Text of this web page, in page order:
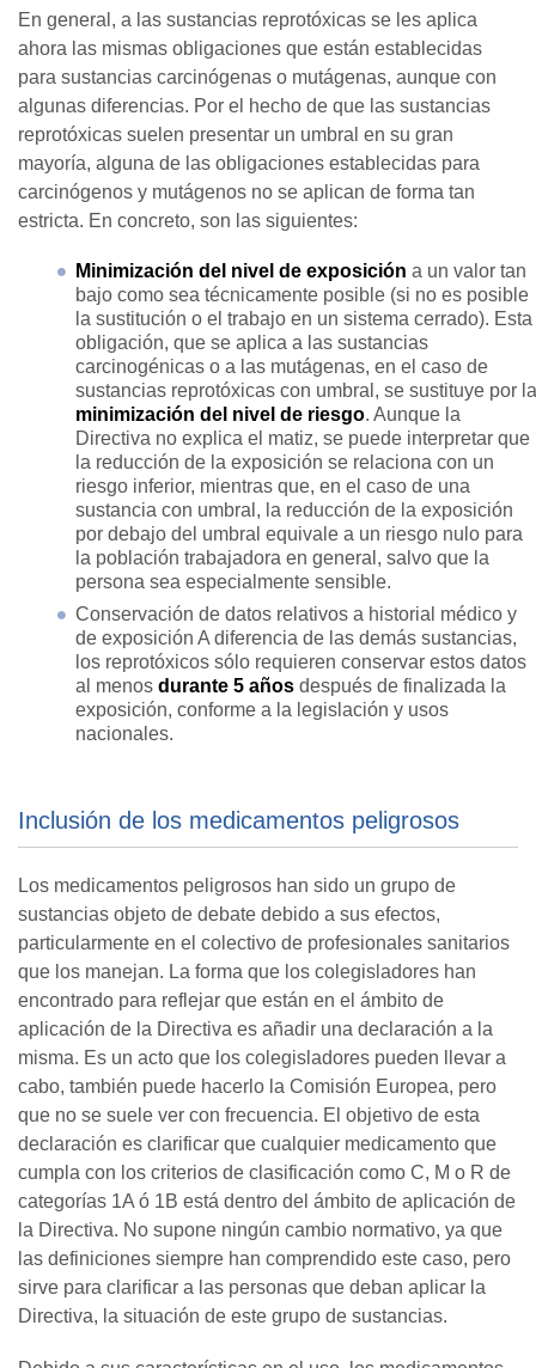
En general, a las sustancias reprotóxicas se les aplica
ahora las mismas obligaciones que están establecidas
para sustancias carcinógenas o mutágenas, aunque con
algunas diferencias. Por el hecho de que las sustancias
reprotóxicas suelen presentar un umbral en su gran
mayoría, alguna de las obligaciones establecidas para
carcinógenos y mutágenos no se aplican de forma tan
estricta. En concreto, son las siguientes:
Minimización del nivel de exposición a un valor tan
bajo como sea técnicamente posible (si no es posible
la sustitución o el trabajo en un sistema cerrado). Esta
obligación, que se aplica a las sustancias
carcinogénicas o a las mutágenas, en el caso de
sustancias reprotóxicas con umbral, se sustituye por la
minimización del nivel de riesgo. Aunque la
Directiva no explica el matiz, se puede interpretar que
la reducción de la exposición se relaciona con un
riesgo inferior, mientras que, en el caso de una
sustancia con umbral, la reducción de la exposición
por debajo del umbral equivale a un riesgo nulo para
la población trabajadora en general, salvo que la
persona sea especialmente sensible.
Conservación de datos relativos a historial médico y
de exposición A diferencia de las demás sustancias,
los reprotóxicos sólo requieren conservar estos datos
al menos durante 5 años después de finalizada la
exposición, conforme a la legislación y usos
nacionales.
Inclusión de los medicamentos peligrosos
Los medicamentos peligrosos han sido un grupo de
sustancias objeto de debate debido a sus efectos,
particularmente en el colectivo de profesionales sanitarios
que los manejan. La forma que los colegisladores han
encontrado para reflejar que están en el ámbito de
aplicación de la Directiva es añadir una declaración a la
misma. Es un acto que los colegisladores pueden llevar a
cabo, también puede hacerlo la Comisión Europea, pero
que no se suele ver con frecuencia. El objetivo de esta
declaración es clarificar que cualquier medicamento que
cumpla con los criterios de clasificación como C, M o R de
categorías 1A ó 1B está dentro del ámbito de aplicación de
la Directiva. No supone ningún cambio normativo, ya que
las definiciones siempre han comprendido este caso, pero
sirve para clarificar a las personas que deban aplicar la
Directiva, la situación de este grupo de sustancias.